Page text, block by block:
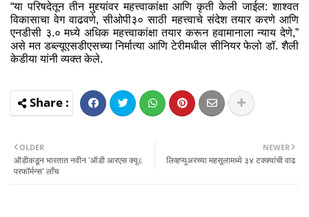
“या परिषदेतून तीन मुद्द्यांवर महत्त्वाकांक्षा आणि कृती केली जाईल: शाश्वत
विकासाचा वेग वाढवणे, सीओपी३० साठी महत्त्वाचे संदेश तयार करणे आणि
एनडीसी ३.० मध्ये अधिक महत्त्वाकांक्षा तयार करून हवामानाला न्याय देणे,”
असे मत डब्ल्यूएसडीएसच्या निर्मात्या आणि टेरीमधील सीनियर फेलो डॉ. शैली
केडीया यांनी व्यक्त केले.
NEWER
लिव्‍हप्‍युअरच्‍या महसूलामध्‍ये ३४ टक्‍क्‍यांची वाढ
OLDER
ऑडीकडून भारतात नवीन 'ऑडी आरएस क्‍यू८
परफॉर्मन्‍स' लाँच